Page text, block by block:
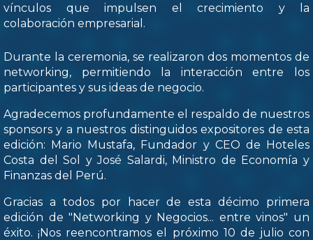
vínculos que impulsen el crecimiento y la
colaboración empresarial.
Durante la ceremonia, se realizaron dos momentos de
networking, permitiendo la interacción entre los
participantes y sus ideas de negocio.
Agradecemos profundamente el respaldo de nuestros
sponsors y a nuestros distinguidos expositores de esta
edición: Mario Mustafa, Fundador y CEO de Hoteles
Costa del Sol y José Salardi, Ministro de Economía y
Finanzas del Perú.
Gracias a todos por hacer de esta décimo primera
edición de "Networking y Negocios... entre vinos" un
éxito. ¡Nos reencontramos el próximo 10 de julio con